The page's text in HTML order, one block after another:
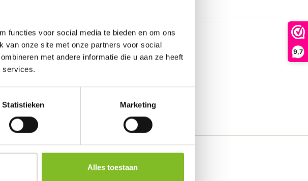
functies voor social media te bieden en om ons
van onze site met onze partners voor social
met andere informatie die u aan ze heeft
services.
Statistieken Marketing
Alles toestaan
9,7